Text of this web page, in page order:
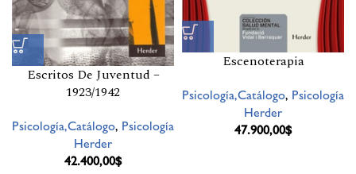
Escritos De Juventud –
1923/1942
Psicología,Catálogo, Psicología
Herder
42.400,00$
Escenoterapia
Psicología,Catálogo, Psicología
Herder
47.900,00$